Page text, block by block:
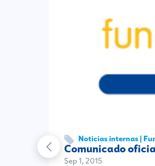
Noticias internas |
Comunicado
Sep 1, 2015